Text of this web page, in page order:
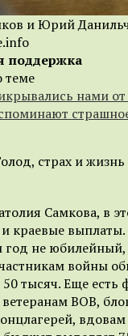
и Юрий
поддержка
теме
нами от
страх и
Самкова, в
краевые выплаты.
год не
войны
тысяч. Еще есть
ВОВ,